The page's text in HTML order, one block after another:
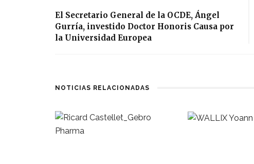
El Secretario General de la OCDE, Ángel
Gurría, investido Doctor Honoris Causa por
la Universidad Europea
NOTICIAS RELACIONADAS